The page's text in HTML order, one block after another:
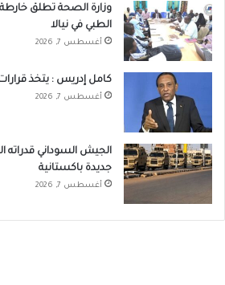
وزارة الصحة تطلق
الطبي في نيالا
أغسطس 7, 2026
كامل إدريس : يتخذ
أغسطس 7, 2026
الجيش السوداني قدراته
جديدة باكستانية
أغسطس 7, 2026